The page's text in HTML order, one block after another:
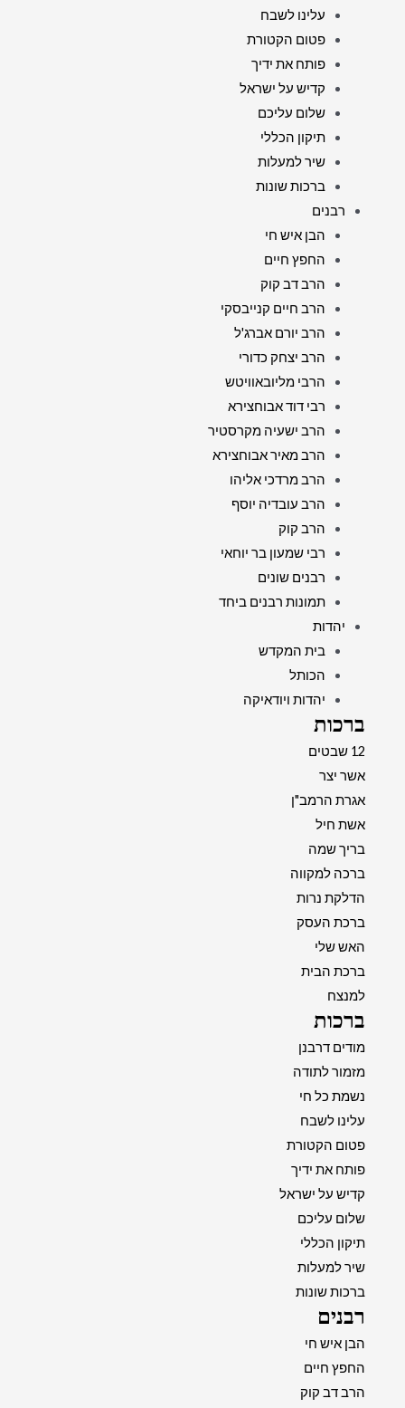
עלינו לשבח
פטום הקטורת
פותח את ידיך
קדיש על ישראל
שלום עליכם
תיקון הכללי
שיר למעלות
ברכות שונות
רבנים
הבן איש חי
החפץ חיים
הרב דב קוק
הרב חיים קנייבסקי
הרב יורם אברג'ל
הרב יצחק כדורי
הרבי מליובאוויטש
רבי דוד אבוחצירא
הרב ישעיה מקרסטיר
הרב מאיר אבוחצירא
הרב מרדכי אליהו
הרב עובדיה יוסף
הרב קוק
רבי שמעון בר יוחאי
רבנים שונים
תמונות רבנים ביחד
יהדות
בית המקדש
הכותל
יהדות ויודאיקה
ברכות
12 שבטים
אשר יצר
אגרת הרמב"ן
אשת חיל
בריך שמה
ברכה למקווה
הדלקת נרות
ברכת העסק
האש שלי
ברכת הבית
למנצח
ברכות
מודים דרבנן
מזמור לתודה
נשמת כל חי
עלינו לשבח
פטום הקטורת
פותח את ידיך
קדיש על ישראל
שלום עליכם
תיקון הכללי
שיר למעלות
ברכות שונות
רבנים
הבן איש חי
החפץ חיים
הרב דב קוק